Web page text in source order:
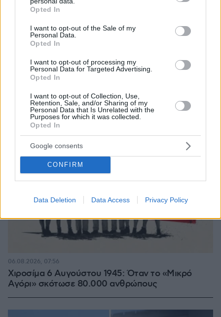
grant or deny consent to Google and its third-party tags to
use your data for below specified purposes in below Google
consent section.
Opted In
I want to opt-out of the Sale of my
Personal Data.
Opted In
I want to opt-out of processing my
Personal Data for Targeted Advertising.
Opted In
I want to opt-out of Collection, Use,
Retention, Sale, and/or Sharing of my
Personal Data that Is Unrelated with the
Purposes for which it was collected.
Opted In
Google consents
CONFIRM
Data Deletion Data Access Privacy Policy
μήνυμα της μητέρας στον πρώην σύζυγό της πριν
Χιροσίμα 6 Αυγούστου 1945: Όταν το «Μικρό
Αγόρι» σκότωσε 80.000 ανθρώπους
06.08.2026, 07:56